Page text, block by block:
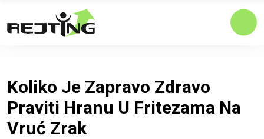
Koliko Je Zapravo Zdravo
Praviti Hranu U Fritezama Na
Vruć Zrak